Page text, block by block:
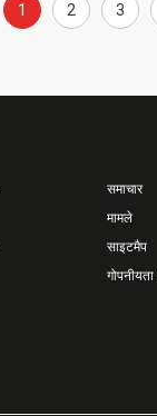
1 2 3
समाचार
मामले
साइटमैप
गोपनीयता